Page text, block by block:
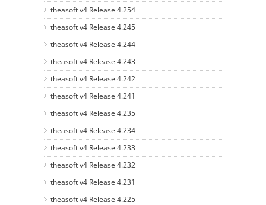
theasoft v4 Release 4.254
theasoft v4 Release 4.245
theasoft v4 Release 4.244
theasoft v4 Release 4.243
theasoft v4 Release 4.242
theasoft v4 Release 4.241
theasoft v4 Release 4.235
theasoft v4 Release 4.234
theasoft v4 Release 4.233
theasoft v4 Release 4.232
theasoft v4 Release 4.231
theasoft v4 Release 4.225